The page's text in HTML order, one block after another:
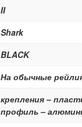
II
Shark
BLACK
На обычные
крепления –
профиль –